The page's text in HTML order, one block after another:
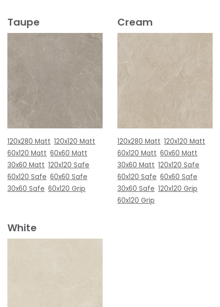
Taupe
120x280 Matt 120x120 Matt
60x120 Matt 60x60 Matt
30x60 Matt 120x120 Safe
60x120 Safe 60x60 Safe
30x60 Safe 60x120 Grip
Cream
120x280 Matt 120x120 Matt
60x120 Matt 60x60 Matt
30x60 Matt 120x120 Safe
60x120 Safe 60x60 Safe
30x60 Safe 120x120 Grip
60x120 Grip
White